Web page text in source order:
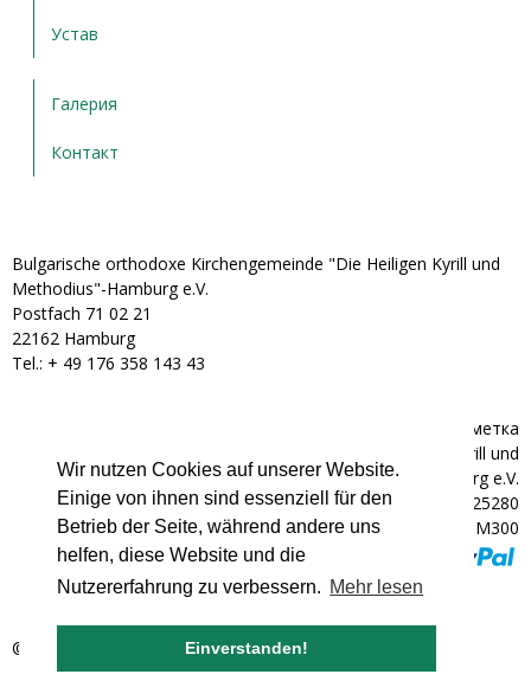
Wir nutzen Cookies auf unserer Website.
Einige von ihnen sind essenziell für den
Betrieb der Seite, während andere uns
helfen, diese Website und die
Nutzererfahrung zu verbessern. Mehr lesen
Einverstanden!
Устав
Галерия
Контакт
Bulgarische orthodoxe Kirchengemeinde "Die Heiligen Kyrill und
Methodius"-Hamburg e.V.
Postfach 71 02 21
22162 Hamburg
Tel.: + ‭49 176 358 143 43‬
Банкова сметка
Bulgarische orthodoxe Kirchengemeinde "Die Heiligen Kyrill und
Methodius"-Hamburg e.V.
IBAN: DE92200300000602025280
BIC: HYVEDEMM300
© 2007 - 2026 bulgarische-kirche.de